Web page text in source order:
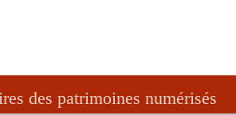
des patrimoines numérisés